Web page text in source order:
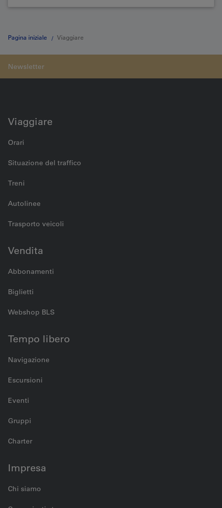
Pagina iniziale Viaggiare
Viaggiare
Orari
Situazione del traffico
Treni
Autolinee
Trasporto veicoli
Vendita
Abbonamenti
Biglietti
Webshop BLS
Tempo libero
Navigazione
Escursioni
Eventi
Gruppi
Charter
Impresa
Chi siamo